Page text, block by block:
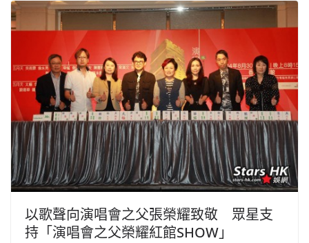
以歌聲向演唱會之父張榮耀致敬 眾星支
持「演唱會之父榮耀紅館SHOW」